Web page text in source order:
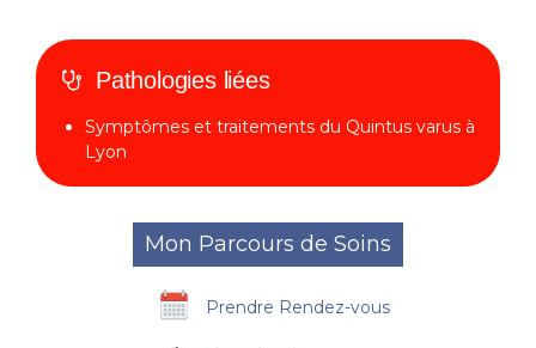
Pathologies liées
Symptômes et traitements du Quintus varus à
Lyon
Mon Parcours de Soins
Prendre Rendez-vous